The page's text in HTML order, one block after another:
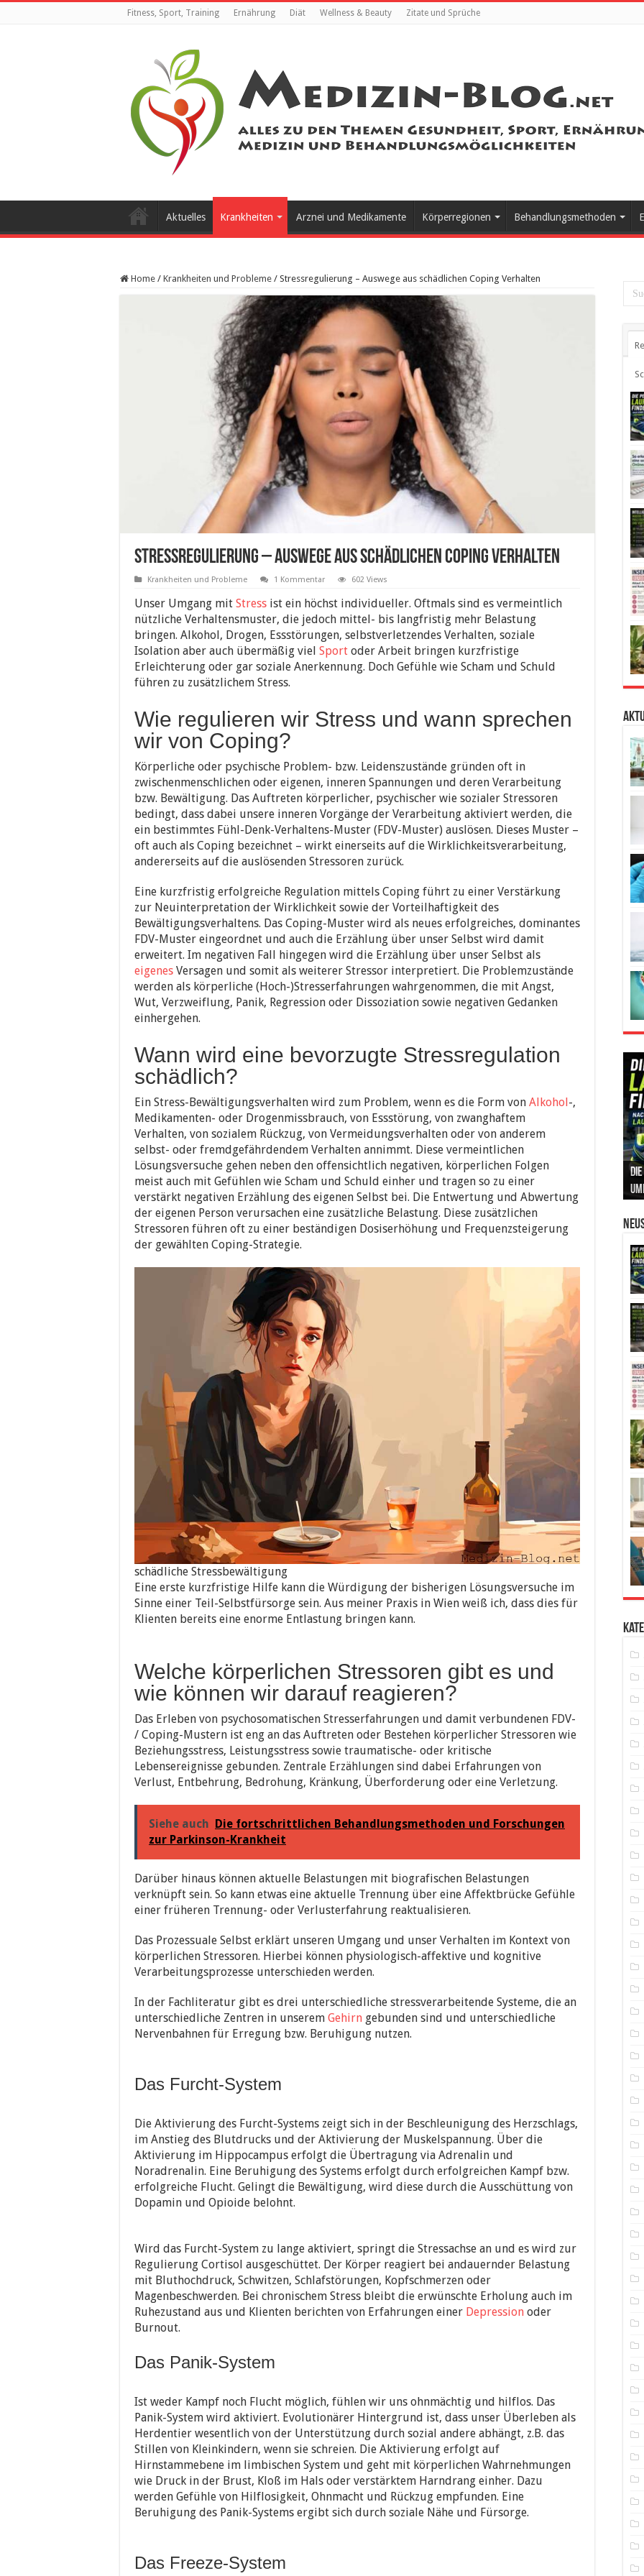
Fitness, Sport, Training Ernährung Diät Wellness & Beauty Zitate und Sprüche
Aktuelles Krankheiten Arznei und Medikamente Körperregionen Behandlungsmethoden
Home / Krankheiten und Probleme / Stressregulierung – Auswege aus schädlichen Coping Verhalten
Stressregulierung – Auswege aus schädlichen Coping Verhalten
Krankheiten und Probleme 1 Kommentar 602 Views
Unser Umgang mit Stress ist ein höchst individueller. Oftmals sind es vermeintlich
nützliche Verhaltensmuster, die jedoch mittel- bis langfristig mehr Belastung
bringen. Alkohol, Drogen, Essstörungen, selbstverletzendes Verhalten, soziale
Isolation aber auch übermäßig viel Sport oder Arbeit bringen kurzfristige
Erleichterung oder gar soziale Anerkennung. Doch Gefühle wie Scham und Schuld
führen zu zusätzlichem Stress.
Wie regulieren wir Stress und wann sprechen
wir von Coping?
Körperliche oder psychische Problem- bzw. Leidenszustände gründen oft in
zwischenmenschlichen oder eigenen, inneren Spannungen und deren Verarbeitung
bzw. Bewältigung. Das Auftreten körperlicher, psychischer wie sozialer Stressoren
bedingt, dass dabei unsere inneren Vorgänge der Verarbeitung aktiviert werden, die
ein bestimmtes Fühl-Denk-Verhaltens-Muster (FDV-Muster) auslösen. Dieses Muster –
oft auch als Coping bezeichnet – wirkt einerseits auf die Wirklichkeitsverarbeitung,
andererseits auf die auslösenden Stressoren zurück.
Eine kurzfristig erfolgreiche Regulation mittels Coping führt zu einer Verstärkung
zur Neuinterpretation der Wirklichkeit sowie der Vorteilhaftigkeit des
Bewältigungsverhaltens. Das Coping-Muster wird als neues erfolgreiches, dominantes
FDV-Muster eingeordnet und auch die Erzählung über unser Selbst wird damit
erweitert. Im negativen Fall hingegen wird die Erzählung über unser Selbst als
eigenes Versagen und somit als weiterer Stressor interpretiert. Die Problemzustände
werden als körperliche (Hoch-)Stresserfahrungen wahrgenommen, die mit Angst,
Wut, Verzweiflung, Panik, Regression oder Dissoziation sowie negativen Gedanken
einhergehen.
Wann wird eine bevorzugte Stressregulation
schädlich?
Ein Stress-Bewältigungsverhalten wird zum Problem, wenn es die Form von Alkohol-,
Medikamenten- oder Drogenmissbrauch, von Essstörung, von zwanghaftem
Verhalten, von sozialem Rückzug, von Vermeidungsverhalten oder von anderem
selbst- oder fremdgefährdendem Verhalten annimmt. Diese vermeintlichen
Lösungsversuche gehen neben den offensichtlich negativen, körperlichen Folgen
meist auch mit Gefühlen wie Scham und Schuld einher und tragen so zu einer
verstärkt negativen Erzählung des eigenen Selbst bei. Die Entwertung und Abwertung
der eigenen Person verursachen eine zusätzliche Belastung. Diese zusätzlichen
Stressoren führen oft zu einer beständigen Dosiserhöhung und Frequenzsteigerung
der gewählten Coping-Strategie.
schädliche Stressbewältigung
Eine erste kurzfristige Hilfe kann die Würdigung der bisherigen Lösungsversuche im
Sinne einer Teil-Selbstfürsorge sein. Aus meiner Praxis in Wien weiß ich, dass dies für
Klienten bereits eine enorme Entlastung bringen kann.
Welche körperlichen Stressoren gibt es und
wie können wir darauf reagieren?
Das Erleben von psychosomatischen Stresserfahrungen und damit verbundenen FDV-
/ Coping-Mustern ist eng an das Auftreten oder Bestehen körperlicher Stressoren wie
Beziehungsstress, Leistungsstress sowie traumatische- oder kritische
Lebensereignisse gebunden. Zentrale Erzählungen sind dabei Erfahrungen von
Verlust, Entbehrung, Bedrohung, Kränkung, Überforderung oder eine Verletzung.
Siehe auch
Die fortschrittlichen Behandlungsmethoden und Forschungen
zur Parkinson-Krankheit
Darüber hinaus können aktuelle Belastungen mit biografischen Belastungen
verknüpft sein. So kann etwas eine aktuelle Trennung über eine Affektbrücke Gefühle
einer früheren Trennung- oder Verlusterfahrung reaktualisieren.
Das Prozessuale Selbst erklärt unseren Umgang und unser Verhalten im Kontext von
körperlichen Stressoren. Hierbei können physiologisch-affektive und kognitive
Verarbeitungsprozesse unterschieden werden.
In der Fachliteratur gibt es drei unterschiedliche stressverarbeitende Systeme, die an
unterschiedliche Zentren in unserem Gehirn gebunden sind und unterschiedliche
Nervenbahnen für Erregung bzw. Beruhigung nutzen.
Das Furcht-System
Die Aktivierung des Furcht-Systems zeigt sich in der Beschleunigung des Herzschlags,
im Anstieg des Blutdrucks und der Aktivierung der Muskelspannung. Über die
Aktivierung im Hippocampus erfolgt die Übertragung via Adrenalin und
Noradrenalin. Eine Beruhigung des Systems erfolgt durch erfolgreichen Kampf bzw.
erfolgreiche Flucht. Gelingt die Bewältigung, wird diese durch die Ausschüttung von
Dopamin und Opioide belohnt.
Wird das Furcht-System zu lange aktiviert, springt die Stressachse an und es wird zur
Regulierung Cortisol ausgeschüttet. Der Körper reagiert bei andauernder Belastung
mit Bluthochdruck, Schwitzen, Schlafstörungen, Kopfschmerzen oder
Magenbeschwerden. Bei chronischem Stress bleibt die erwünschte Erholung auch im
Ruhezustand aus und Klienten berichten von Erfahrungen einer Depression oder
Burnout.
Das Panik-System
Ist weder Kampf noch Flucht möglich, fühlen wir uns ohnmächtig und hilflos. Das
Panik-System wird aktiviert. Evolutionärer Hintergrund ist, dass unser Überleben als
Herdentier wesentlich von der Unterstützung durch sozial andere abhängt, z.B. das
Stillen von Kleinkindern, wenn sie schreien. Die Aktivierung erfolgt auf
Hirnstammebene im limbischen System und geht mit körperlichen Wahrnehmungen
wie Druck in der Brust, Kloß im Hals oder verstärktem Harndrang einher. Dazu
werden Gefühle von Hilflosigkeit, Ohnmacht und Rückzug empfunden. Eine
Beruhigung des Panik-Systems ergibt sich durch soziale Nähe und Fürsorge.
Das Freeze-System